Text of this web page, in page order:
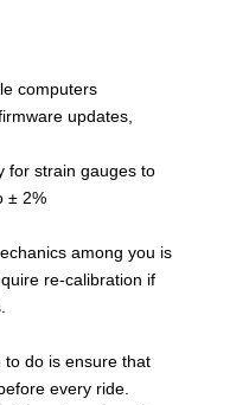
computers
updates,
for strain gauges to
± 2%
among you is
re-calibration if
to do is ensure that
every ride.